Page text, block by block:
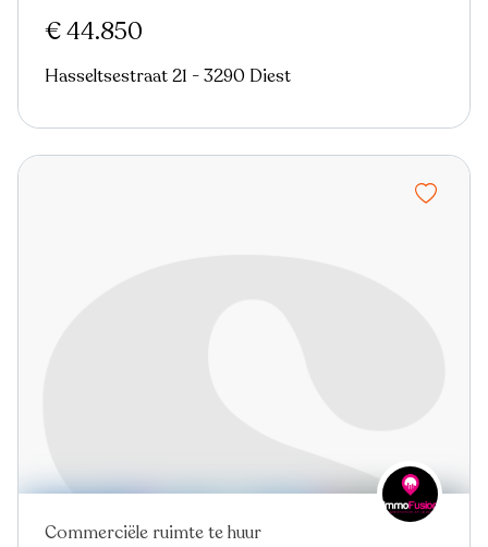
€ 44.850
Hasseltsestraat 21 - 3290 Diest
Commerciële ruimte te huur